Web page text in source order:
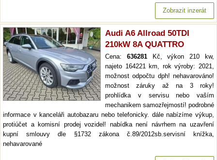
Zobrazit inzerát
Audi A6 Allroad 50TDI
210kW 8A QUATTRO
Cena: 636281Kč, výkon 210 kw,
najeto 164221 km, rok výroby: 2021,
možnost odpočtu dph! nehavarováno!
možnost záruky až na 3 roky!
prohlídka v servisu nebo vaším
mechanikem samozřejmostí! podrobné
informace v kanceláři autobazaru nebo telefonicky. dále nabízíme výkup,
protiúčet a komisní prodej vozidel! nabídka není návrhem na uzavření
kupní smlouvy dle §1732 zákona č.89/2012sb.servisní knížka,
nehavarované